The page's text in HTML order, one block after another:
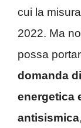
cui la
2022. Ma
possa
domanda
energetica
antisismica